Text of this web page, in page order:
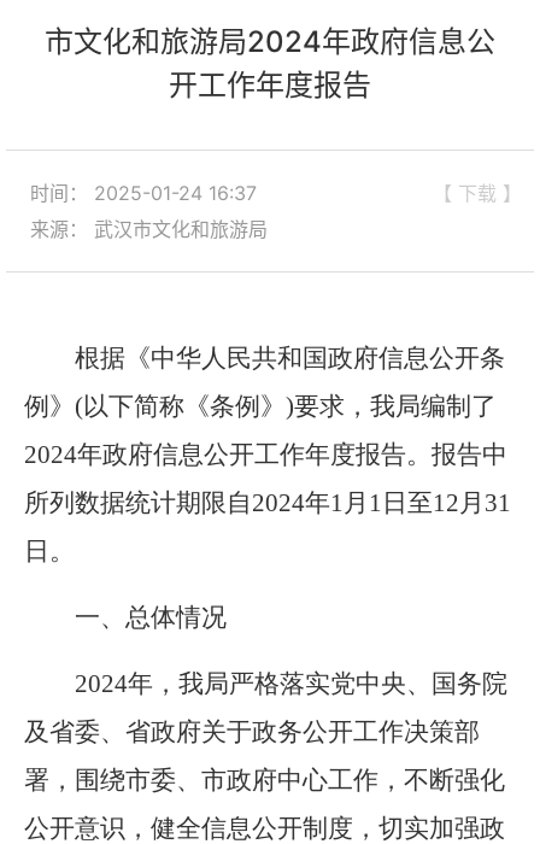
市文化和旅游局2024年政府信息公
开工作年度报告
【 下载 】
时间： 2025-01-24 16:37
来源： 武汉市文化和旅游局
根据《中华人民共和国政府信息公开条
例》 (以下简称《条例》 )要求，我局编制了
2024年政府信息公开工作年度报告。报告中
所列数据统计期限自2024年1月 1 日至12月 31
日。
一、总体情况
2024年，我局严格落实党中央、国务院
及省委、省政府关于政务公开工作决策部
署，围绕市委、市政府中心工作，不断强化
公开意识，健全信息公开制度，切实加强政